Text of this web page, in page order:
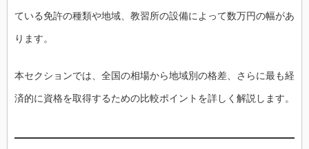
ている免許の種類や地域、教習所の設備によって数万円の幅があ
ります。
本セクションでは、全国の相場から地域別の格差、さらに最も経
済的に資格を取得するための比較ポイントを詳しく解説します。